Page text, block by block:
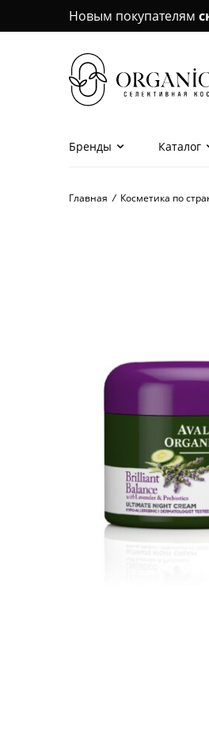
Новым покупателям
Бренды Каталог
Главная / Косметика по